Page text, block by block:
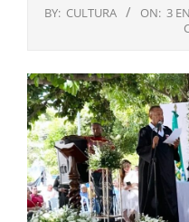
BY: CULTURA ON: 3